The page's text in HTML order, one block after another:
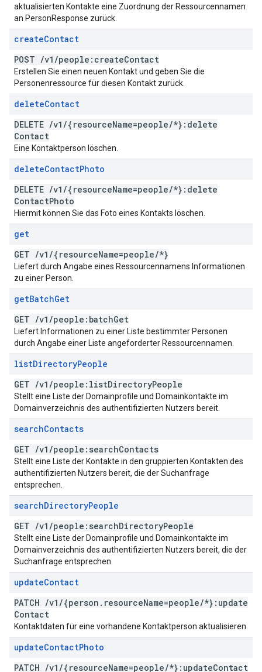
aktualisierten Kontakte eine Zuordnung der Ressourcennamen
an PersonResponse zurück.
createContact
POST /v1 /people:createContact
Erstellen Sie einen neuen Kontakt und geben Sie die
Personenressource für diesen Kontakt zurück.
deleteContact
DELETE /v1 /{resourceName=people/*}:delete
Contact
Eine Kontaktperson löschen.
deleteContactPhoto
DELETE /v1 /{resourceName=people/*}:delete
ContactPhoto
Hiermit können Sie das Foto eines Kontakts löschen.
get
GET /v1 /{resourceName=people/*}
Liefert durch Angabe eines Ressourcennamens Informationen
zu einer Person.
getBatchGet
GET /v1 /people:batchGet
Liefert Informationen zu einer Liste bestimmter Personen
durch Angabe einer Liste angeforderter Ressourcennamen.
listDirectoryPeople
GET /v1 /people:listDirectoryPeople
Stellt eine Liste der Domainprofile und Domainkontakte im
Domainverzeichnis des authentifizierten Nutzers bereit.
searchContacts
GET /v1 /people:searchContacts
Stellt eine Liste der Kontakte in den gruppierten Kontakten des
authentifizierten Nutzers bereit, die der Suchanfrage
entsprechen.
searchDirectoryPeople
GET /v1 /people:searchDirectoryPeople
Stellt eine Liste der Domainprofile und Domainkontakte im
Domainverzeichnis des authentifizierten Nutzers bereit, die der
Suchanfrage entsprechen.
updateContact
PATCH /v1 /{person . resourceName=people/*}:update
Contact
Kontaktdaten für eine vorhandene Kontaktperson aktualisieren.
updateContactPhoto
PATCH /v1 /{resourceName=people/*}:updateContact